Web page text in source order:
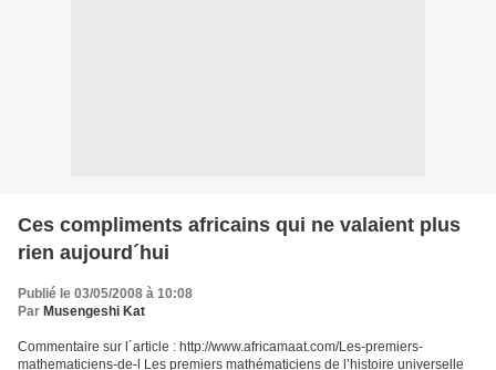
Ces compliments africains qui ne valaient plus
rien aujourd´hui
Publié le 03/05/2008 à 10:08
Par Musengeshi Kat
Commentaire sur l´article : http://www.africamaat.com/Les-premiers-
mathematiciens-de-l Les premiers mathématiciens de l’histoire universelle